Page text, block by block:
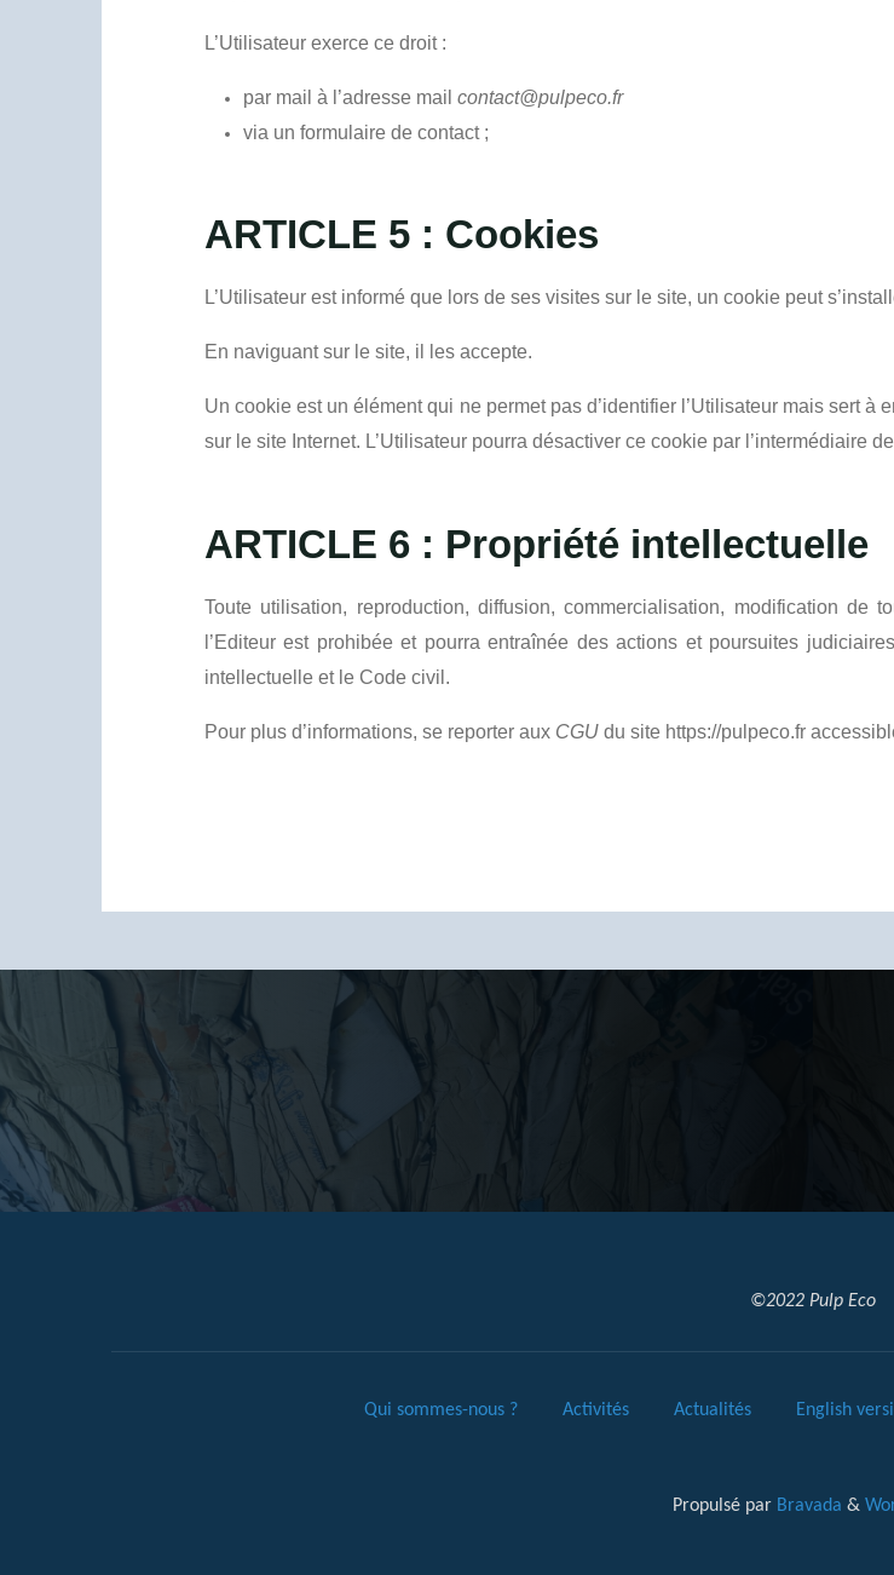
L’Utilisateur exerce ce droit :
par mail à l’adresse mail contact@pulpeco.fr
via un formulaire de contact ;
ARTICLE 5 : Cookies
L’Utilisateur est informé que lors de ses visites sur le site, un cookie peut
En naviguant sur le site, il les accepte.
Un cookie est un élément qui ne permet pas d’identifier l’Utilisateur mais sert
sur le site Internet. L’Utilisateur pourra désactiver ce cookie par l’intermédiaire
ARTICLE 6 : Propriété intellectuelle
Toute utilisation, reproduction, diffusion, commercialisation, modification de
l’Editeur est prohibée et pourra entraînée des actions et poursuites
intellectuelle et le Code civil.
Pour plus d’informations, se reporter aux CGU du site https://pulpeco.fr
©2022 Pulp Eco
Qui sommes-nous ? Activités Actualités English
Propulsé par Bravada &